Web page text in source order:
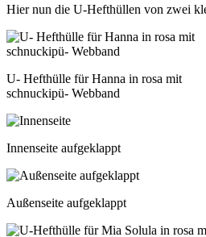
Hier nun die U-Hefthüllen von zwei
U- Hefthülle für Hanna in rosa mit
schnuckipü- Webband
Innenseite aufgeklappt
Außenseite aufgeklappt